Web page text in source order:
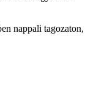
nappali tagozaton,